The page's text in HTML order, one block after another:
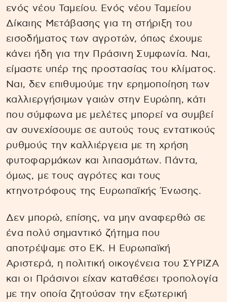
ενός νέου Ταμείου. Ενός νέου Ταμείου
Δίκαιης Μετάβασης για τη στήριξη του
εισοδήματος των αγροτών, όπως έχουμε
κάνει ήδη για την Πράσινη Συμφωνία. Ναι,
είμαστε υπέρ της προστασίας του κλίματος.
Ναι, δεν επιθυμούμε την ερημοποίηση των
καλλιεργήσιμων γαιών στην Ευρώπη, κάτι
που σύμφωνα με μελέτες μπορεί να συμβεί
αν συνεχίσουμε σε αυτούς τους εντατικούς
ρυθμούς την καλλιέργεια με τη χρήση
φυτοφαρμάκων και λιπασμάτων. Πάντα,
όμως, με τους αγρότες και τους
κτηνοτρόφους της Ευρωπαϊκής Ένωσης.
Δεν μπορώ, επίσης, να μην αναφερθώ σε
ένα πολύ σημαντικό ζήτημα που
αποτρέψαμε στο ΕΚ. Η Ευρωπαϊκή
Αριστερά, η πολιτική οικογένεια του ΣΥΡΙΖΑ
και οι Πράσινοι είχαν καταθέσει τροπολογία
με την οποία ζητούσαν την εξωτερική